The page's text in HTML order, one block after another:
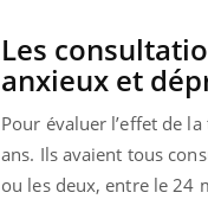
Les
anxieux et
Pour évaluer l’effet de
ans. Ils avaient tous
ou les deux, entre le 24